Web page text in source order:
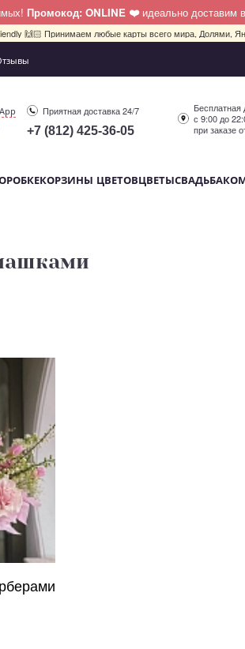
Промокод: ONLINE ❤️ идеально
🙌🏻 Принимаем любые карты всего мира, Долями,
Приятная доставка 24/7
+7 (812) 425-36-05
Бесплатная
с 9:00 до
при заказе
КОРЗИНЫ ЦВЕТОВЦВЕТЫСВАДЬБА